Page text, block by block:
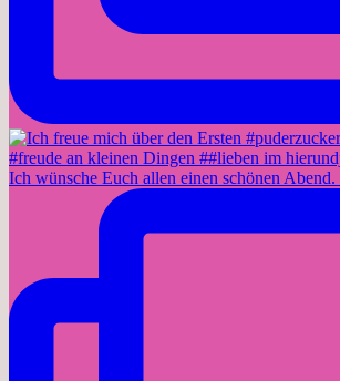
Ich wünsche Euch allen einen schönen Abend.